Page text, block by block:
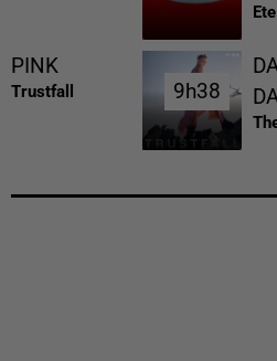
PINK
Trustfall 9h38
9h38